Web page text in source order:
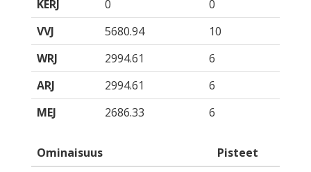
KERJ
0
0
VVJ
5680.94
10
WRJ
2994.61
6
ARJ
2994.61
6
MEJ
2686.33 6
Ominaisuus
Pisteet